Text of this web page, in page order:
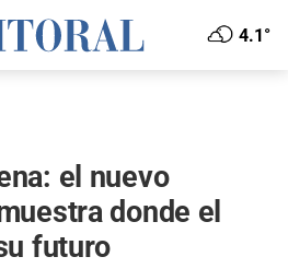
4.1°
el nuevo
donde el
futuro